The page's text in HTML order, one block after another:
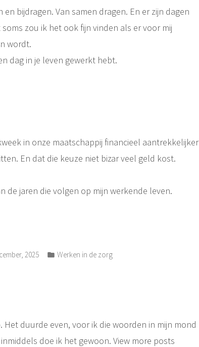
bijdragen. Van samen dragen. En er zijn dagen
zou ik het ook fijn vinden als er voor mij
wordt.
dag in je leven gewerkt hebt.
in onze maatschappij financieel aantrekkelijker
En dat die keuze niet bizar veel geld kost.
de jaren die volgen op mijn werkende leven.
2025
Posted
Werken in de zorg
duurde even, voor ik die woorden in mijn mond
doe ik het gewoon. View more posts